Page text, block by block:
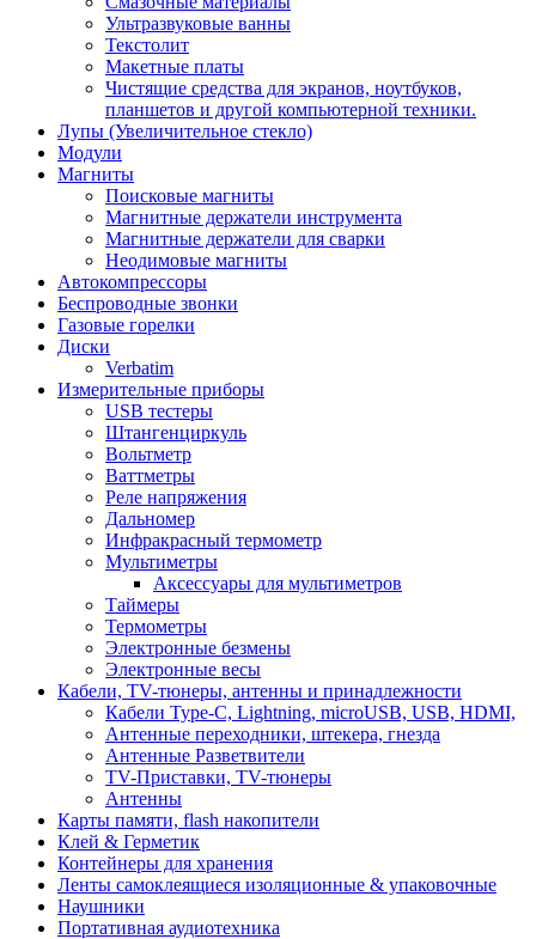
Ультразвуковые ванны
Текстолит
Макетные платы
Чистящие средства для экранов, ноутбуков,
планшетов и другой компьютерной техники.
Лупы (Увеличительное стекло)
Модули
Магниты
Поисковые магниты
Магнитные держатели инструмента
Магнитные держатели для сварки
Неодимовые магниты
Автокомпрессоры
Беспроводные звонки
Газовые горелки
Диски
Verbatim
Измерительные приборы
USB тестеры
Штангенциркуль
Вольтметр
Ваттметры
Реле напряжения
Дальномер
Инфракрасный термометр
Мультиметры
Аксессуары для мультиметров
Таймеры
Термометры
Электронные безмены
Электронные весы
Кабели, TV-тюнеры, антенны и принадлежности
Кабели Type-C, Lightning, microUSB, USB, HDMI,
Антенные переходники, штекера, гнезда
Антенные Разветвители
TV-Приставки, TV-тюнеры
Антенны
Карты памяти, flash накопители
Клей & Герметик
Контейнеры для хранения
Ленты самоклеящиеся изоляционные & упаковочные
Наушники
Портативная аудиотехника